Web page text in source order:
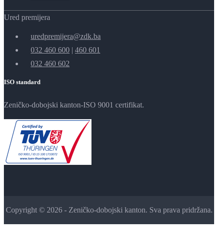
Ured premijera
uredpremijera@zdk.ba
032 460 600 | 460 601
032 460 602
ISO standard
Zeničko-dobojski kanton-ISO 9001 certifikat.
Copyright © 2026 - Zeničko-dobojski kanton. Sva prava pridržana.